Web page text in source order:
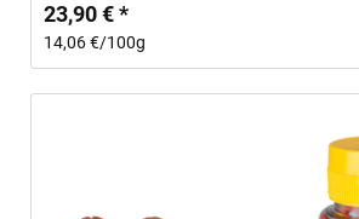
23,90 € *
14,06 €/100g